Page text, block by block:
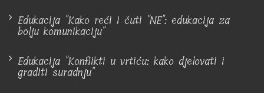
Edukacija "Kako reći i čuti "NE": edukacija za
bolju komunikaciju"
Edukacija "Konflikti u vrtiću: kako djelovati i
graditi suradnju"